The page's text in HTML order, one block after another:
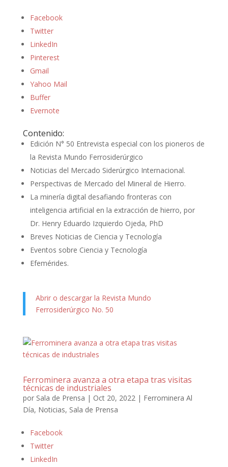
Facebook
Twitter
LinkedIn
Pinterest
Gmail
Yahoo Mail
Buffer
Evernote
Contenido:
Edición N° 50 Entrevista especial con los pioneros de
la Revista Mundo Ferrosiderúrgico
Noticias del Mercado Siderúrgico Internacional.
Perspectivas de Mercado del Mineral de Hierro.
La minería digital desafiando fronteras con
inteligencia artificial en la extracción de hierro, por
Dr. Henry Eduardo Izquierdo Ojeda, PhD
Breves Noticias de Ciencia y Tecnología
Eventos sobre Ciencia y Tecnología
Efemérides.
Abrir o descargar la Revista Mundo
Ferrosiderúrgico No. 50
Ferrominera avanza a otra etapa tras visitas
técnicas de industriales
por Sala de Prensa | Oct 20, 2022| Ferrominera Al
Día, Noticias, Sala de Prensa
Facebook
Twitter
LinkedIn